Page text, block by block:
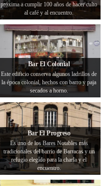
próxima a cumplir 100 años de hacer culto
al café y al encuentro.
Bar El Colonial
Este edificio conserva algunos ladrillos de
la época colonial, hechos con barro y paja
secados a horno.
Bar El Progreso
Es uno de los Bares Notables más
tradicionales del barrio de Barracas y un
refugio elegido para la charla y el
encuentro.